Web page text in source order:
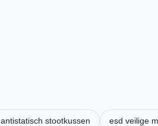
antistatisch stootkussen esd veilige